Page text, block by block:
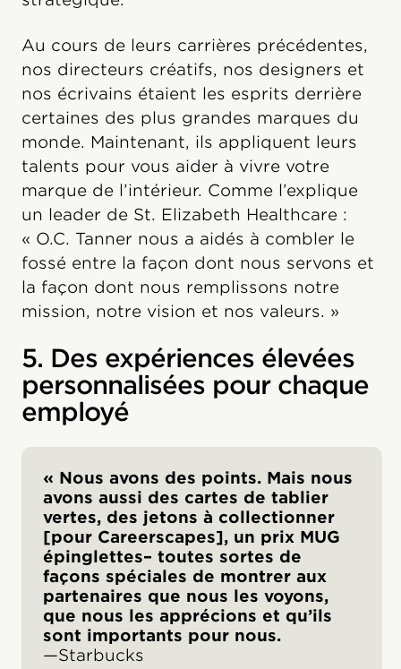
Au cours de leurs carrières précédentes,
nos directeurs créatifs, nos designers et
nos écrivains étaient les esprits derrière
certaines des plus grandes marques du
monde. Maintenant, ils appliquent leurs
talents pour vous aider à vivre votre
marque de l’intérieur. Comme l’explique
un leader de St. Elizabeth Healthcare :
« O.C. Tanner nous a aidés à combler le
fossé entre la façon dont nous servons et
la façon dont nous remplissons notre
mission, notre vision et nos valeurs. »
5. Des expériences élevées
personnalisées pour chaque
employé
« Nous avons des points. Mais nous
avons aussi des cartes de tablier
vertes, des jetons à collectionner
[pour Careerscapes], un prix MUG
épinglettes– toutes sortes de
façons spéciales de montrer aux
partenaires que nous les voyons,
que nous les apprécions et qu’ils
sont importants pour nous.
—Starbucks